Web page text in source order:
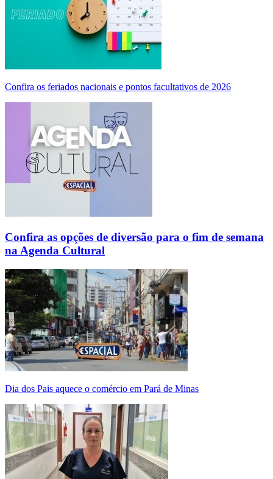
Confira os feriados nacionais e pontos facultativos de 2026
Confira as opções de diversão para o fim de semana
na Agenda Cultural
Dia dos Pais aquece o comércio em Pará de Minas